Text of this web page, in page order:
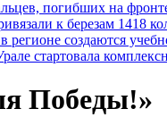
погибших на
к березам 1418
регионе создаются
стартовала
Победы!»